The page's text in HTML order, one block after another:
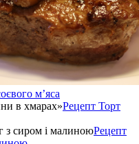
м’яса
Рецепт Торт
Рецепт